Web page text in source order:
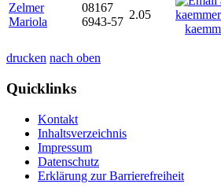
Zelmer
Mariola
08167
6943-57
2.05
drucken nach oben
Quicklinks
Kontakt
Inhaltsverzeichnis
Impressum
Datenschutz
Erklärung zur Barrierefreiheit